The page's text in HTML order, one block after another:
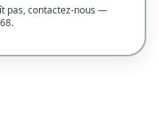
pas, contactez-nous —